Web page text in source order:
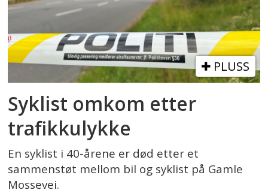
PLUSS
Syklist omkom etter
trafikkulykke
En syklist i 40-årene er død etter et
sammenstøt mellom bil og syklist på Gamle
Mossevei.